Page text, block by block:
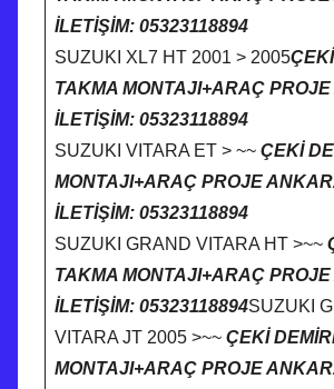
İLETİŞİM: 05323118894
SUZUKI XL7 HT 2001 > 2005
TAKMA MONTAJI+ARAÇ
İLETİŞİM: 05323118894
SUZUKI VITARA ET > ~~ ÇEKİ
MONTAJI+ARAÇ PROJE
İLETİŞİM: 05323118894
SUZUKI GRAND VITARA HT >~~
TAKMA MONTAJI+ARAÇ
İLETİŞİM: 05323118894SUZUKI
VITARA JT 2005 >~~ ÇEKİ
MONTAJI+ARAÇ PROJE